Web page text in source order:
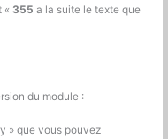
« 355 a la suite le texte que
du module :
» que vous pouvez